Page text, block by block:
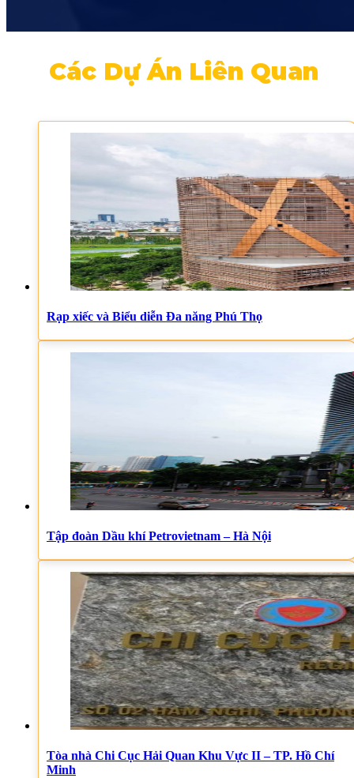
Các Dự Án Liên Quan
Rạp xiếc và Biểu diễn Đa năng Phú Thọ
Tập đoàn Dầu khí Petrovietnam – Hà Nội
Tòa nhà Chi Cục Hải Quan Khu Vực II – TP. Hồ Chí
Minh